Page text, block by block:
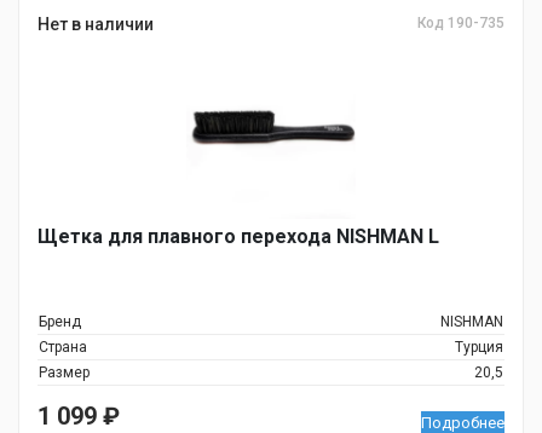
Нет в наличии Код 190-735
Щетка для плавного перехода NISHMAN L
Бренд
NISHMAN
Страна
Турция
Размер
20,5
1 099 ₽ Подробнее